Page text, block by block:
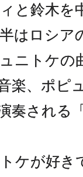
と鈴木を
はロシア
ニトケ
楽、ポピ
奏される
ケが好き